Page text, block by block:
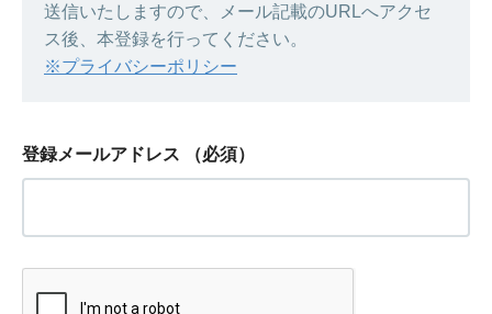
送信いたしますので、メール記載のURLへアクセ
ス後、本登録を行ってください。
※プライバシーポリシー
登録メールアドレス （必須）